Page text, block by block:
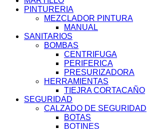
PINTURERIA
MEZCLADOR PINTURA
MANUAL
SANITARIOS
BOMBAS
CENTRIFUGA
PERIFERICA
PRESURIZADORA
HERRAMIENTAS
TIEJRA CORTACAÑO
SEGURIDAD
CALZADO DE SEGURIDAD
BOTAS
BOTINES